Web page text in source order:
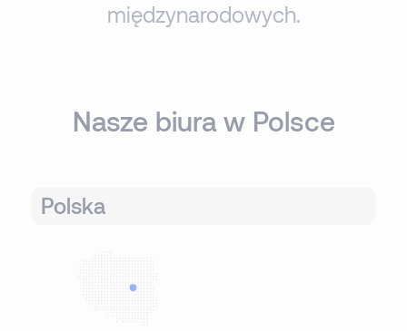
międzynarodowych.
Nasze biura w Polsce
Polska